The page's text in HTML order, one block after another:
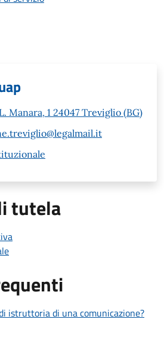
Manara, 1 24047 Treviglio (BG)
tutela
istruttoria di una comunicazione?